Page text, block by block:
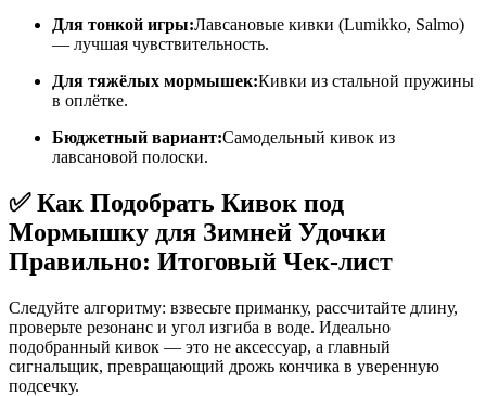
Для тонкой игры:Лавсановые кивки (Lumikko, Salmo)
— лучшая чувствительность.
Для тяжёлых мормышек:Кивки из стальной пружины
в оплётке.
Бюджетный вариант:Самодельный кивок из
лавсановой полоски.
✅ Как Подобрать Кивок под
Мормышку для Зимней Удочки
Правильно: Итоговый Чек-лист
Следуйте алгоритму: взвесьте приманку, рассчитайте длину,
проверьте резонанс и угол изгиба в воде. Идеально
подобранный кивок — это не аксессуар, а главный
сигнальщик, превращающий дрожь кончика в уверенную
подсечку.